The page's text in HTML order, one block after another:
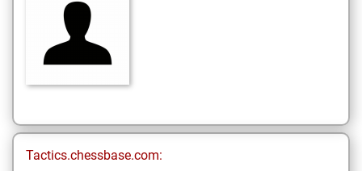
Tactics.chessbase.com: